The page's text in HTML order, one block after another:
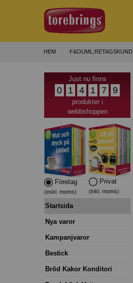
HEM F&OUML;RETAGSKUND
Just nu finns
0 1 4 1 7 9
produkter i
webbshoppen
Företag
(exkl. moms)
Privat
(inkl. moms)
Startsida
Nya varor
Kampanjvaror
Bestick
Bröd Kakor Konditori